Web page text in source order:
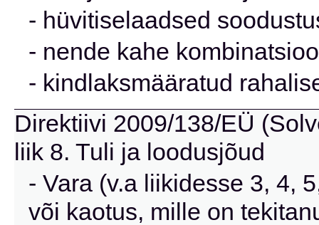
- hüvitiselaadsed
- nende kahe
- kindlaksmääratud
Direktiivi 2009/138/EÜ
liik 8. Tuli ja loodusjõud
- Vara (v.a liikidesse 3, 4,
või kaotus, mille on